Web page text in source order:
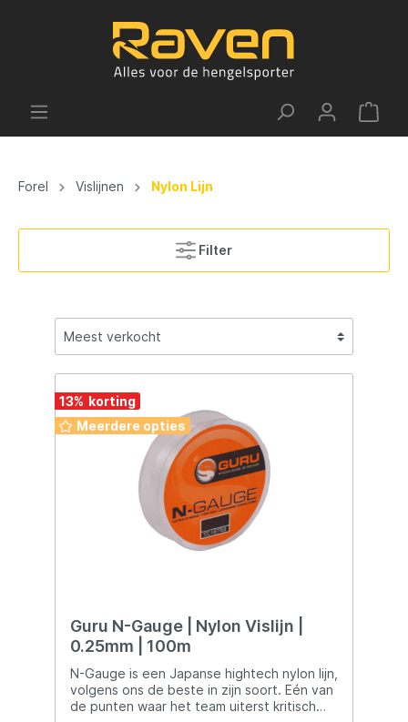
Forel Vislijnen Nylon Lijn
Filter
13%
Meerdere opties
Guru N-Gauge | Nylon Vislijn |
0.25mm | 100m
N-Gauge is een Japanse hightech nylon lijn,
volgens ons de beste in zijn soort. Eén van
de punten waar het team uiterst kritisch